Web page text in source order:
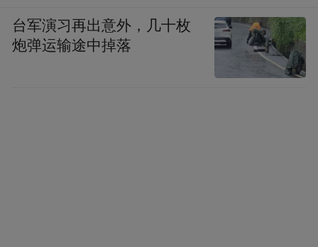
台军演习再出意外，几十枚
炮弹运输途中掉落